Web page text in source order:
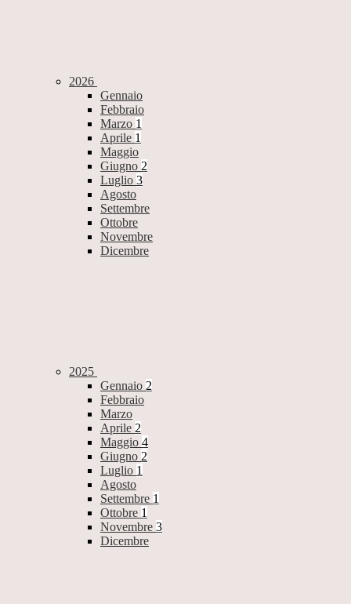
2026
Gennaio
Febbraio
Marzo 1
Aprile 1
Maggio
Giugno 2
Luglio 3
Agosto
Settembre
Ottobre
Novembre
Dicembre
2025
Gennaio 2
Febbraio
Marzo
Aprile 2
Maggio 4
Giugno 2
Luglio 1
Agosto
Settembre 1
Ottobre 1
Novembre 3
Dicembre